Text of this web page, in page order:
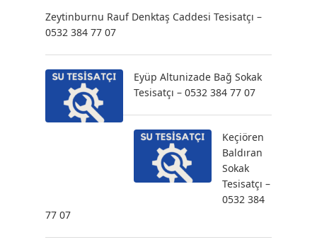
Zeytinburnu Rauf Denktaş Caddesi Tesisatçı –
0532 384 77 07
Eyüp Altunizade Bağ Sokak
Tesisatçı – 0532 384 77 07
Keçiören
Baldıran
Sokak
Tesisatçı –
0532 384
77 07